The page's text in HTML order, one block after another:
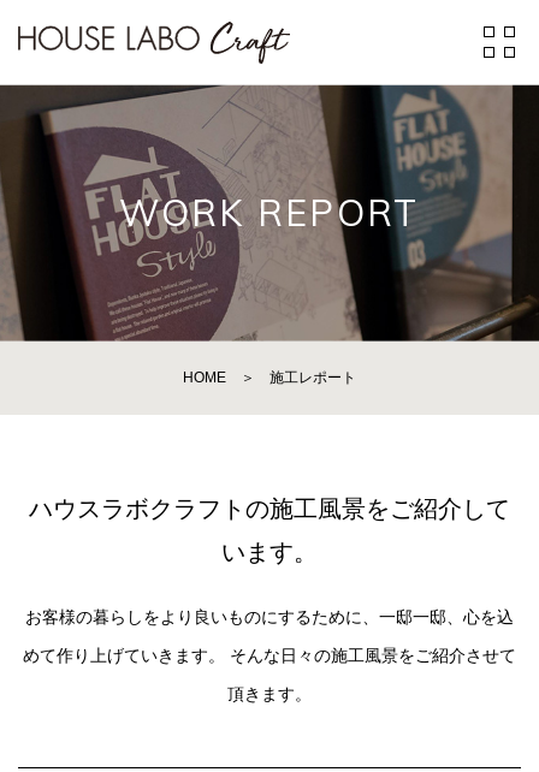
WORK REPORT
HOME ＞ 施工レポート
ハウスラボクラフトの施工風景をご紹介して
います。
お客様の暮らしをより良いものにするために、一邸一邸、心を込
めて作り上げていきます。
そんな日々の施工風景をご紹介させて
頂きます。